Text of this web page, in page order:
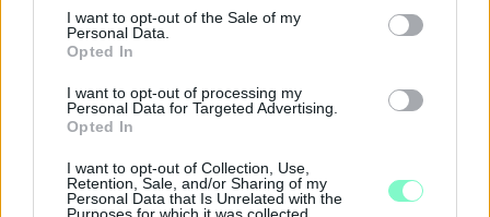
consent section.
I want to opt-out of the Sale of my
Personal Data.
Opted In
I want to opt-out of processing my
Personal Data for Targeted Advertising.
Opted In
I want to opt-out of Collection, Use,
Retention, Sale, and/or Sharing of my
Personal Data that Is Unrelated with the
Purposes for which it was collected.
A POLGÁRMESTEREK VAS MEGYÉRT
EGYESÜLET KIFOGÁSOLJA AZ M87-ES
AUTÓÚT MEGÉPÍTÉSÉNEK LEÁLLÍTÁSÁT
2026. július. 28. 08:58
Felkérték Vas megye országgyűlési képviselőit, hogy közösen
11 ÉVE TART AZ ÍGÉRGETÉS ÁGH PÉTER
RÉSZÉRŐL, HOGY AZ M86-M87 KŐSZEG -